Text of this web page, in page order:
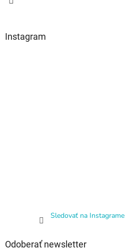
Instagram
Sledovať na Instagrame
Odoberať newsletter